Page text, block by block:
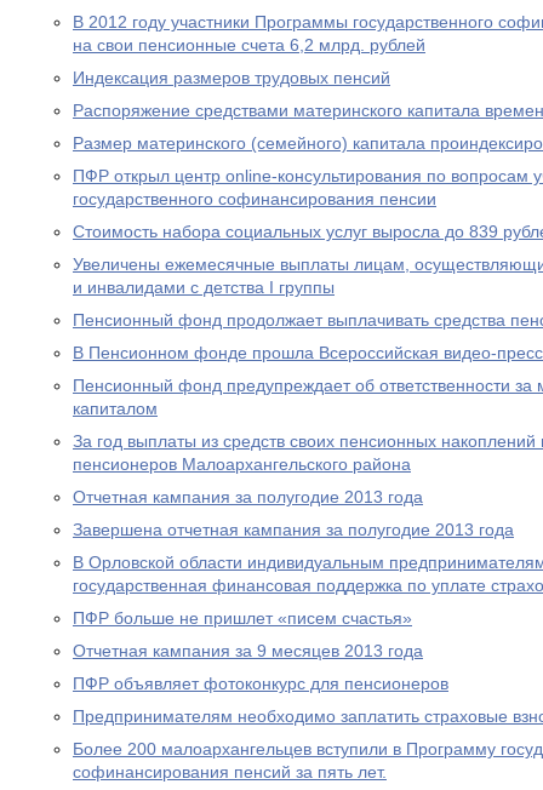
В 2012 году участники Программы государственного
на свои пенсионные счета 6,2 млрд. рублей
Индексация размеров трудовых пенсий
Распоряжение средствами материнского капитала
Размер материнского (семейного) капитала
ПФР открыл центр online-консультирования по вопросам
государственного софинансирования пенсии
Стоимость набора социальных услуг выросла до 839
Увеличены ежемесячные выплаты лицам,
и инвалидами с детства I группы
Пенсионный фонд продолжает выплачивать средства
В Пенсионном фонде прошла Всероссийская видео-
Пенсионный фонд предупреждает об ответственности
капиталом
За год выплаты из средств своих пенсионных накоплений
пенсионеров Малоархангельского района
Отчетная кампания за полугодие 2013 года
Завершена отчетная кампания за полугодие 2013 года
В Орловской области индивидуальным
государственная финансовая поддержка по уплате
ПФР больше не пришлет «писем счастья»
Отчетная кампания за 9 месяцев 2013 года
ПФР объявляет фотоконкурс для пенсионеров
Предпринимателям необходимо заплатить страховые
Более 200 малоархангельцев вступили в Программу
софинансирования пенсий за пять лет.